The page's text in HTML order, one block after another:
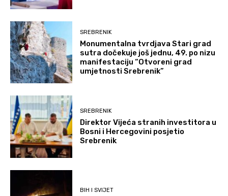
SREBRENIK
Monumentalna tvrdjava Stari grad
sutra dočekuje još jednu, 49. po nizu
manifestaciju “Otvoreni grad
umjetnosti Srebrenik”
SREBRENIK
Direktor Vijeća stranih investitora u
Bosni i Hercegovini posjetio
Srebrenik
BIH I SVIJET